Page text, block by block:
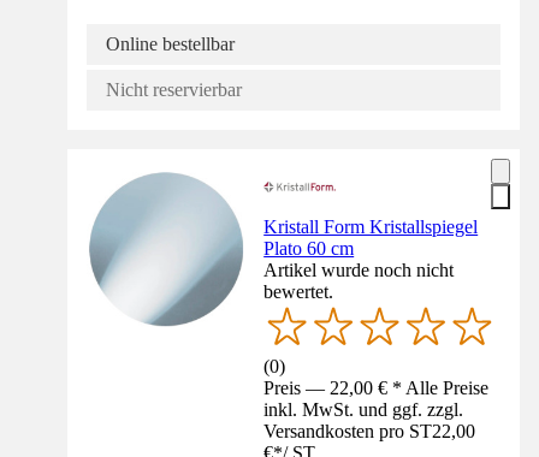
Online bestellbar
Nicht reservierbar
Kristall Form Kristallspiegel
Plato 60 cm
Artikel wurde noch nicht
bewertet.
(0)
Preis — 22,00 € * Alle Preise
inkl. MwSt. und ggf. zzgl.
Versandkosten pro ST22,00